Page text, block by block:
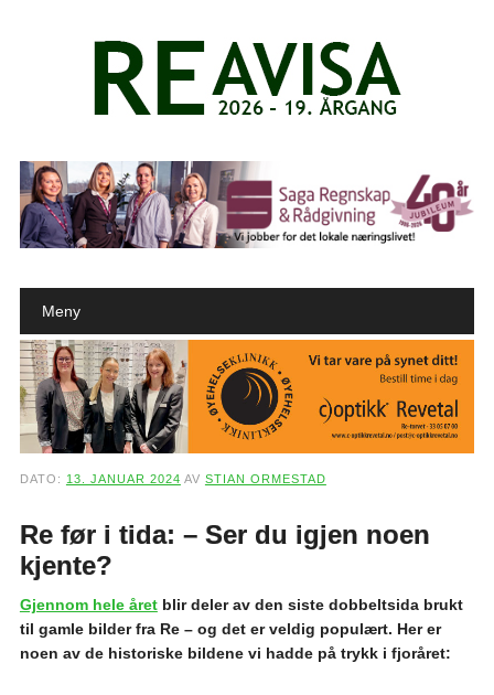
Main menu
Meny
DATO: 13. JANUAR 2024 AV STIAN ORMESTAD
Re før i tida: – Ser du igjen noen
kjente?
Gjennom hele åretblir deler av den siste dobbeltsida brukt
til gamle bilder fra Re – og det er veldig populært. Her er
noen av de historiske bildene vi hadde på trykk i fjoråret: